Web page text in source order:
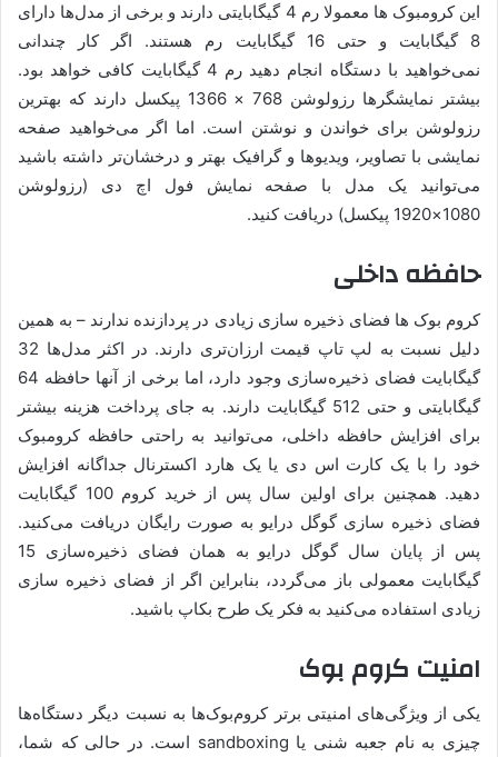
این کرومبوک ها معمولا رم 4 گیگابایتی دارند و برخی از مدل‌ها دارای
8 گیگابایت و حتی 16 گیگابایت رم هستند. اگر کار چندانی
نمی‌خواهید با دستگاه انجام دهید رم 4 گیگابایت کافی خواهد بود.
بیشتر نمایشگرها رزولوشن 768 × 1366 پیکسل دارند که بهترین
رزولوشن برای خواندن و نوشتن است. اما اگر می‌خواهید صفحه
نمایشی با تصاویر، ویدیوها و گرافیک بهتر و درخشان‌تر داشته باشید
می‌توانید یک مدل با صفحه نمایش فول اچ دی (رزولوشن
1080×1920 پیکسل) دریافت کنید.
حافظه داخلی
کروم بوک ها فضای ذخیره سازی زیادی در پردازنده ندارند – به همین
دلیل نسبت به لپ تاپ قیمت ارزان‌تری دارند. در اکثر مدل‌ها 32
گیگابایت فضای ذخیره‌سازی وجود دارد، اما برخی از آنها حافظه 64
گیگابایتی و حتی 512 گیگابایت دارند. به جای پرداخت هزینه بیشتر
برای افزایش حافظه داخلی، می‌توانید به راحتی حافظه کرومبوک
خود را با یک کارت اس دی یا یک هارد اکسترنال جداگانه افزایش
دهید. همچنین برای اولین سال پس از خرید کروم 100 گیگابایت
فضای ذخیره سازی گوگل درایو به صورت رایگان دریافت می‌کنید.
پس از پایان سال گوگل درایو به همان فضای ذخیره‌سازی 15
گیگابایت معمولی باز می‌گردد، بنابراین اگر از فضای ذخیره سازی
زیادی استفاده می‌کنید به فکر یک طرح بکاپ باشید.
امنیت کروم بوک
یکی از ویژگی‌های امنیتی برتر کروم‌بوک‌ها به نسبت دیگر دستگاه‌ها
چیزی به نام جعبه شنی یا sandboxing است. در حالی که شما،